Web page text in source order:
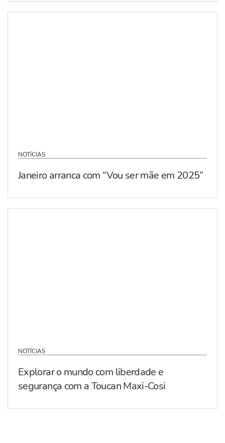
NOTÍCIAS
Janeiro arranca com “Vou ser mãe em 2025”
NOTÍCIAS
Explorar o mundo com liberdade e
segurança com a Toucan Maxi-Cosi